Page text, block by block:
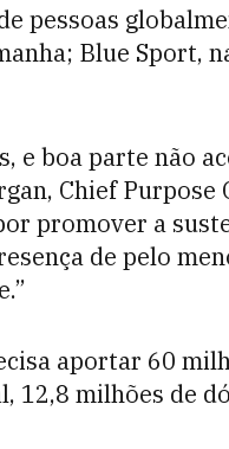
pessoas
Blue Sport,
e boa parte não
Chief Purpose
promover a
de pelo
aportar 60
12,8 milhões de